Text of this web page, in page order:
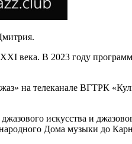
века. В 2023 году
на телеканале ВГТРК
искусства и
Дома музыки до